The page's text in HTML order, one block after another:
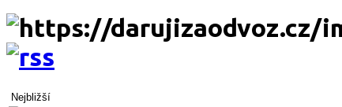
Nejbližší